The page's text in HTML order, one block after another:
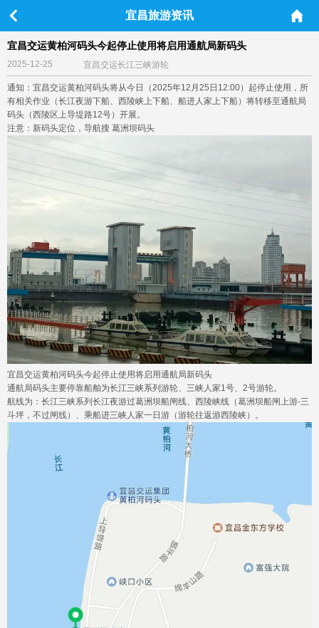
宜昌旅游资讯
宜昌交运黄柏河码头今起停止使用将启用通航局新码头
2025-12-25 宜昌交运长江三峡游轮
通知：宜昌交运黄柏河码头将从今日（2025年12月25日12:00）起停止使用，所
有相关作业（长江夜游下船、西陵峡上下船、船进人家上下船）将转移至通航局
码头（西陵区上导堤路12号）开展。
注意：新码头定位，导航搜 葛洲坝码头
宜昌交运黄柏河码头今起停止使用将启用通航局新码头
通航局码头主要停靠船舶为长江三峡系列游轮、三峡人家1号、2号游轮。
航线为：长江三峡系列长江夜游过葛洲坝船闸线、西陵峡线（葛洲坝船闸上游-三
斗坪，不过闸线）、乘船进三峡人家一日游（游轮往返游西陵峡）。